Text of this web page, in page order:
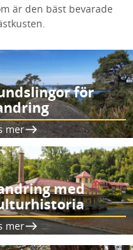
är den bäst bevarade
för
mer
med
mer